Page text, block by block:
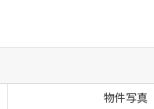
物件写真